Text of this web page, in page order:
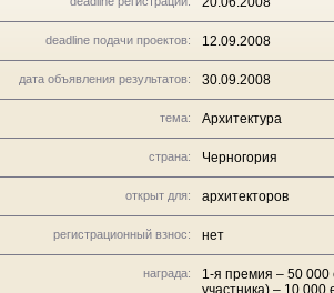
deadline подачи проектов: 12.09.2008
дата объявления результатов: 30.09.2008
тема: Архитектура
страна: Черногория
открыт для: архитекторов
регистрационный взнос: нет
награда:
1-я премия – 50 000
участника) – 10 000